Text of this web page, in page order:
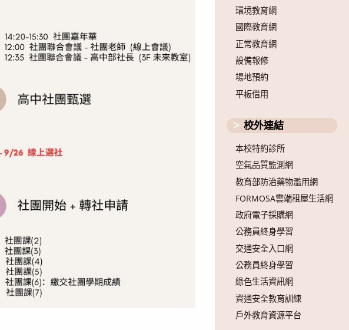
環境教育網
國際教育網
正常教育網
設備報修
場地預約
平板借用
校外連結
本校特約診所
空氣品質監測網
教育部防治藥物濫用網
FORMOSA雲端租屋生活網
政府電子採購網
公務員終身學習
交通安全入口網
公務員終身學習
綠色生活資訊網
資通安全教育訓練
戶外教育資源平台